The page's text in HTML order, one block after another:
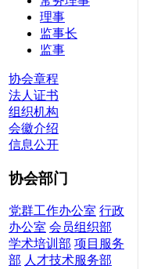
理事
监事长
监事
协会章程
法人证书
组织机构
会徽介绍
信息公开
协会部门
党群工作办公室 行政
办公室 会员组织部
学术培训部 项目服务
部 人才技术服务部